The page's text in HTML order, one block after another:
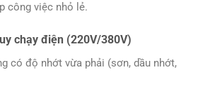
công việc nhỏ lẻ.
chạy điện (220V/380V)
có độ nhớt vừa phải (sơn, dầu nhớt,